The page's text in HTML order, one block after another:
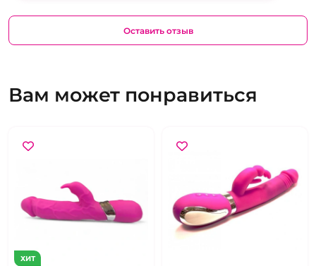
Оставить отзыв
Вам может понравиться
ХИТ